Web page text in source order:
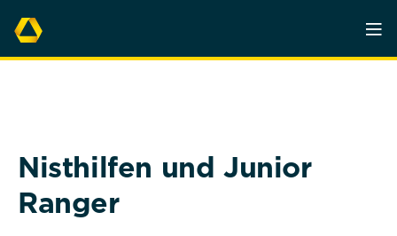
Nisthilfen und Junior
Ranger